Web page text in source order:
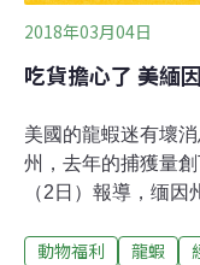
2018年03月04日
吃貨擔心了 美緬
美國的龍蝦迷有壞
州，去年的捕獲量
（2日）報導，缅
以來，連續第五年
動物福利 龍蝦